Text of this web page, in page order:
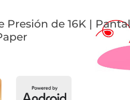
Presión de 16K |